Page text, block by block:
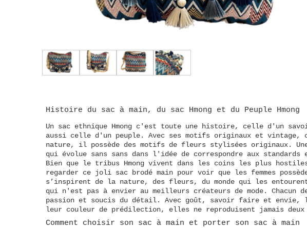
Histoire du sac à main, du sac Hmong et du Peuple Hmong
Un sac ethnique Hmong c'est toute une histoire, celle d'un
aussi celle d'un peuple. Avec ses motifs originaux et
nature, il possède des motifs de fleurs stylisées originaux.
qui évolue sans sans dans l'idée de correspondre aux standards
Bien que le tribus Hmong vivent dans les coins les plus
regarder ce joli sac brodé main pour voir que les femmes
s’inspirent de la nature, des fleurs, du monde qui les
qui n'est pas à envier au meilleurs créateurs de mode. Chacun
passion et soucis du détail. Avec goût, savoir faire et envie,
leur couleur de prédilection, elles ne reproduisent jamais deux
Comment choisir son sac à main et porter son sac à main